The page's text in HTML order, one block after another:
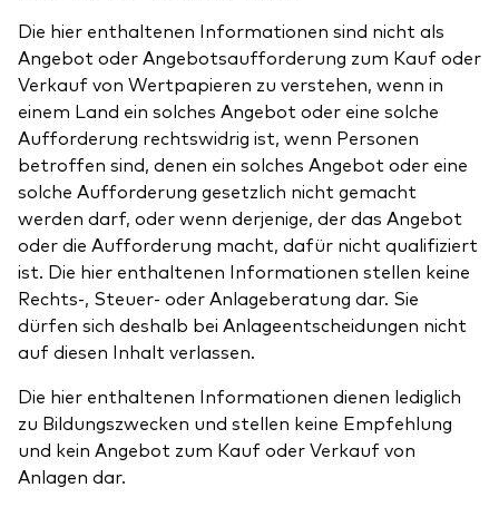
Die hier enthaltenen Informationen sind nicht als
Angebot oder Angebotsaufforderung zum Kauf oder
Verkauf von Wertpapieren zu verstehen, wenn in
einem Land ein solches Angebot oder eine solche
Aufforderung rechtswidrig ist, wenn Personen
betroffen sind, denen ein solches Angebot oder eine
solche Aufforderung gesetzlich nicht gemacht
werden darf, oder wenn derjenige, der das Angebot
oder die Aufforderung macht, dafür nicht qualifiziert
ist. Die hier enthaltenen Informationen stellen keine
Rechts-, Steuer- oder Anlageberatung dar. Sie
dürfen sich deshalb bei Anlageentscheidungen nicht
auf diesen Inhalt verlassen.
Die hier enthaltenen Informationen dienen lediglich
zu Bildungszwecken und stellen keine Empfehlung
und kein Angebot zum Kauf oder Verkauf von
Anlagen dar.